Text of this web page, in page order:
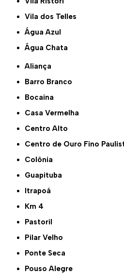
Vila dos Telles
Água Azul
Água Chata
Aliança
Barro Branco
Bocaina
Casa Vermelha
Centro Alto
Centro de Ouro Fino
Colônia
Guapituba
Itrapoá
Km 4
Pastoril
Pilar Velho
Ponte Seca
Pouso Alegre